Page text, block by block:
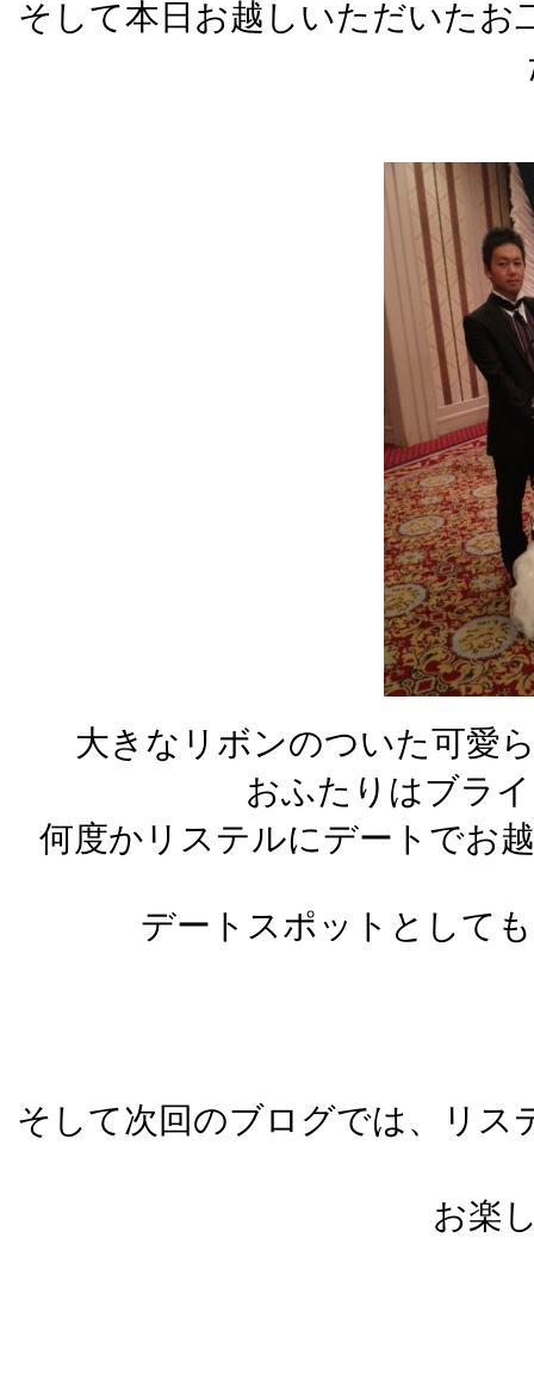
そして本日お越しいただいたお
大きなリボンのついた可愛
おふたりはブラ
何度かリステルにデートでお
デートスポットとして
そして次回のブログでは、リス
お楽